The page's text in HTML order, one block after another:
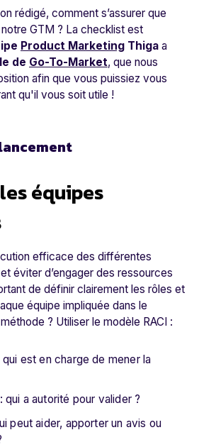
rédigé, comment s’assurer que
notre GTM ? La checklist est
Product Marketing Thiga a
de Go-To-Market, que nous
afin que vous puissiez vous
qu'il vous soit utile !
équipes
efficace des différentes
éviter d’engager des ressources
de définir clairement les rôles et
équipe impliquée dans le
? Utiliser le modèle RACI :
qui est en charge de mener la
: qui a autorité pour valider ?
peut aider, apporter un avis ou